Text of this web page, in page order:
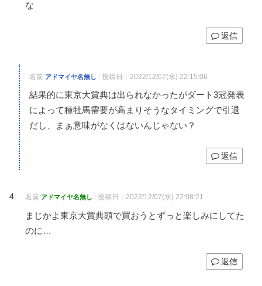
な
返信
名前:アドマイヤ名無し : 投稿日：2022/12/07(水) 22:15:06
結果的に東京大賞典は出られなかったがダート3冠発表
によって種牡馬需要が高まりそうなタイミングで引退
だし、まぁ意味がなくはないんじゃない？
返信
名前:アドマイヤ名無し : 投稿日：2022/12/07(水) 22:08:21
まじかよ東京大賞典頭で買おうとずっと楽しみにしてた
のに…
返信